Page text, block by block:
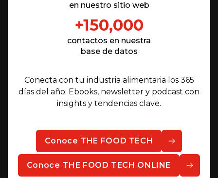
en nuestro sitio web
+150,000
contactos en nuestra
base de datos
Conecta con tu industria alimentaria los 365
días del año. Ebooks, newsletter y podcast con
insights y tendencias clave.
Conoce THE FOOD TECH
Conoce THE FOOD TECH ONLINE